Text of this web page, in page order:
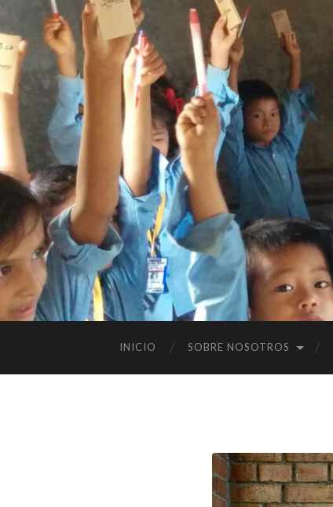
INICIO SOBRE NOSOTROS